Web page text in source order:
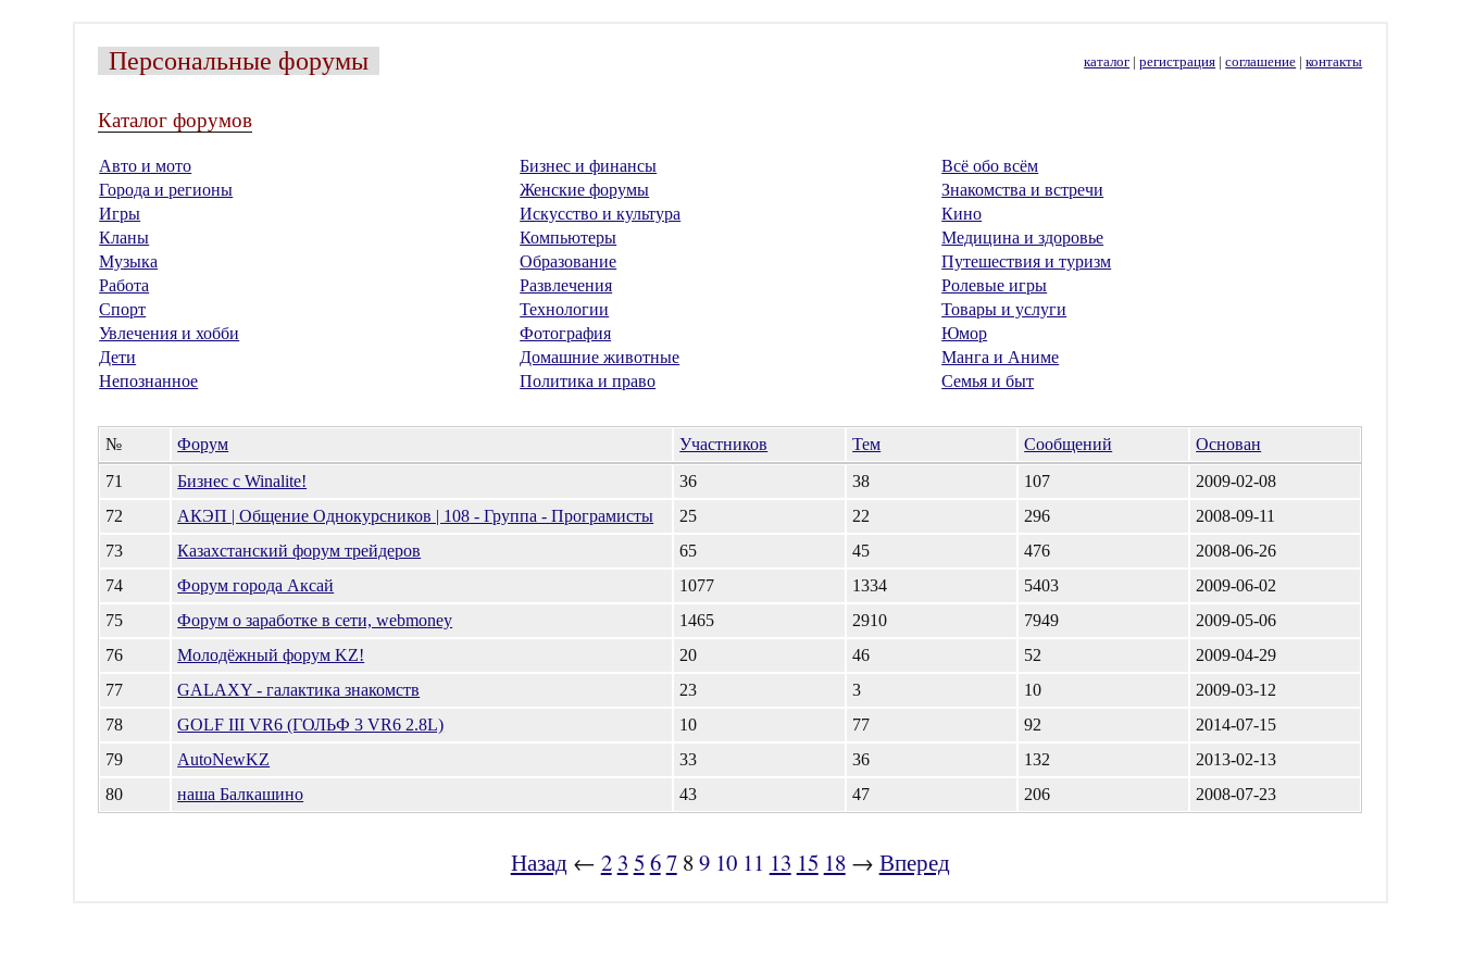
Персональные форумы каталог |регистрация |соглашение |контакты
Каталог форумов
Авто и мото Бизнес и финансы
Всё обо всём
Города и регионы
Женские форумы
Знакомства и встречи
Игры
Искусство и культура
Кино
Кланы
Компьютеры
Медицина и здоровье
Музыка
Образование
Путешествия и туризм
Работа
Развлечения
Ролевые игры
Спорт
Технологии
Товары и услуги
Увлечения и хобби
Фотография
Юмор
Дети
Домашние животные
Манга и Аниме
Непознанное
Политика и право Семья и быт
№ Форум Участников Тем Сообщений
Основан
71
Бизнес с Winalite! 36 38 107
2009-02-08
72
АКЭП | Общение Однокурсников | 108 - Группа - Програмисты 25 22 296
2008-09-11
73
Казахстанский форум трейдеров 65 45 476
2008-06-26
74
Форум города Аксай 1077 1334 5403
2009-06-02
75
Форум о заработке в сети, webmoney 1465 2910 7949
2009-05-06
76
Молодёжный форум KZ! 20 46 52
2009-04-29
77
GALAXY - галактика знакомств 23 3 10
2009-03-12
78
GOLF III VR6 (ГОЛЬФ 3 VR6 2.8L) 10 77 92
2014-07-15
79
AutoNewKZ 33 36 132
2013-02-13
80
наша Балкашино 43 47 206 2008-07-23
Назад← 2 3 5 67 89 10 11 13 15 18 → Вперед